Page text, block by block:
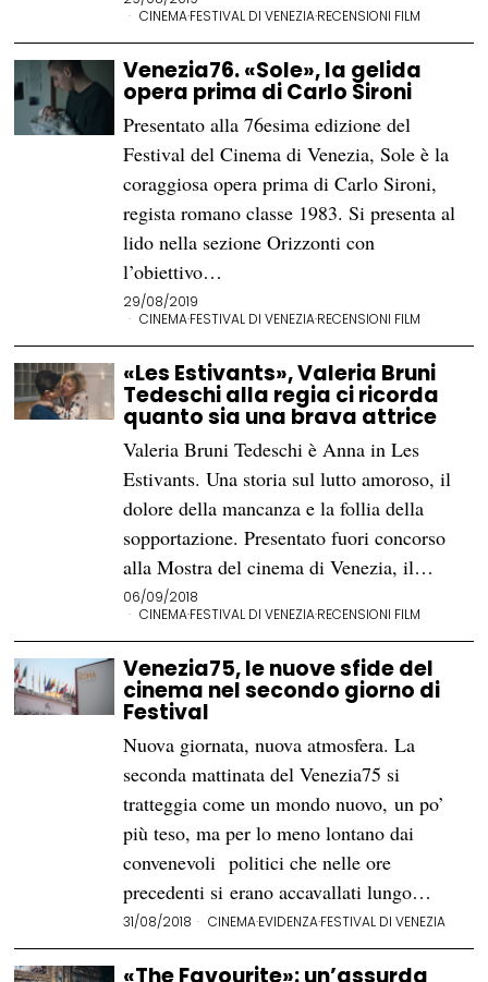
CINEMA·FESTIVAL DI VENEZIA·RECENSIONI FILM
Venezia76. «Sole», la gelida
opera prima di Carlo Sironi
Presentato alla 76esima edizione del
Festival del Cinema di Venezia, Sole è la
coraggiosa opera prima di Carlo Sironi,
regista romano classe 1983. Si presenta al
lido nella sezione Orizzonti con
l’obiettivo…
29/08/2019
CINEMA·FESTIVAL DI VENEZIA·RECENSIONI FILM
«Les Estivants», Valeria Bruni
Tedeschi alla regia ci ricorda
quanto sia una brava attrice
Valeria Bruni Tedeschi è Anna in Les
Estivants. Una storia sul lutto amoroso, il
dolore della mancanza e la follia della
sopportazione. Presentato fuori concorso
alla Mostra del cinema di Venezia, il…
06/09/2018
CINEMA·FESTIVAL DI VENEZIA·RECENSIONI FILM
Venezia75, le nuove sfide del
cinema nel secondo giorno di
Festival
Nuova giornata, nuova atmosfera. La
seconda mattinata del Venezia75 si
tratteggia come un mondo nuovo, un po’
più teso, ma per lo meno lontano dai
convenevoli politici che nelle ore
precedenti si erano accavallati lungo…
31/08/2018 CINEMA·EVIDENZA·FESTIVAL DI VENEZIA
«The Favourite»: un’assurda